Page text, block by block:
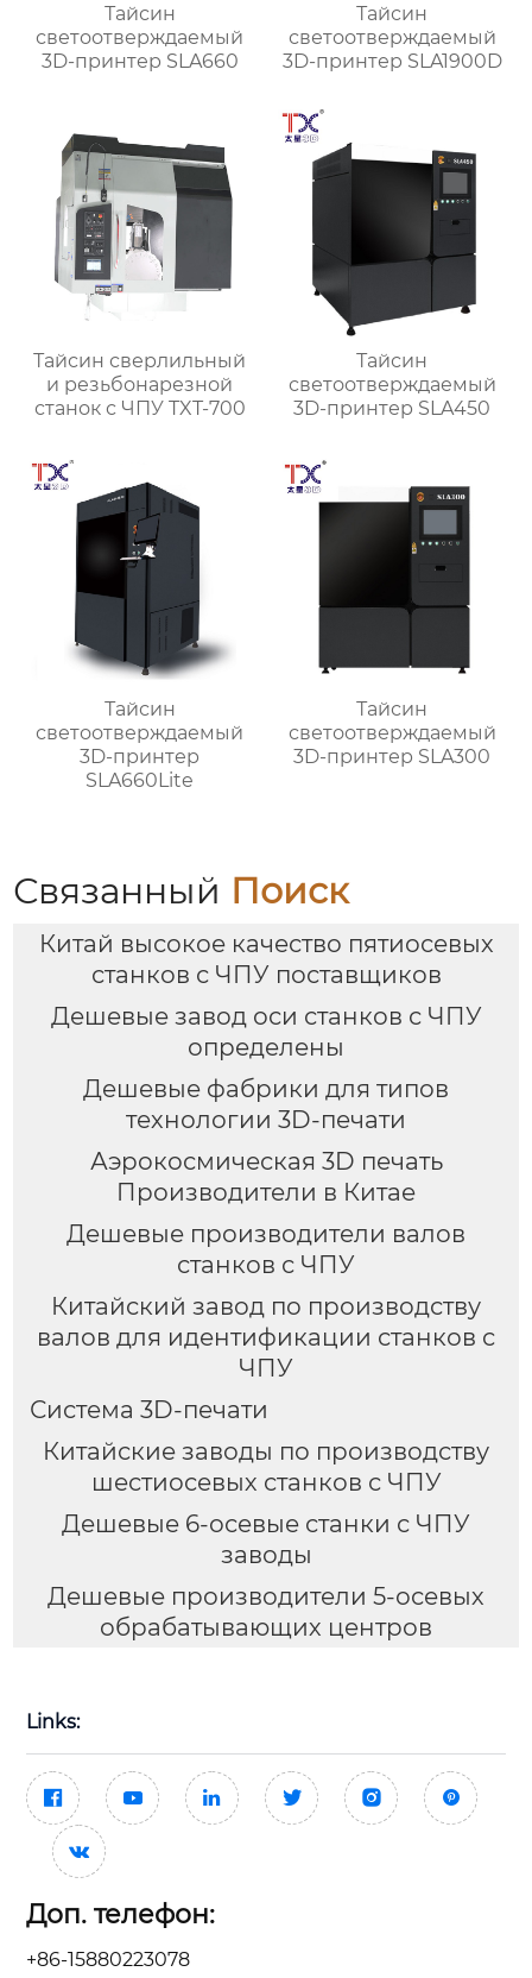
Тайсин
светоотверждаемый
3D-принтер SLA660
Тайсин
светоотверждаемый
3D-принтер SLA1900D
Тайсин сверлильный
и резьбонарезной
станок с ЧПУ TXT-700
Тайсин
светоотверждаемый
3D-принтер SLA450
Тайсин
светоотверждаемый
3D-принтер
SLA660Lite
Тайсин
светоотверждаемый
3D-принтер SLA300
Связанный Поиск
Китай высокое качество пятиосевых
станков с ЧПУ поставщиков
Дешевые завод оси станков с ЧПУ
определены
Дешевые фабрики для типов
технологии 3D-печати
Аэрокосмическая 3D печать
Производители в Китае
Дешевые производители валов
станков с ЧПУ
Китайский завод по производству
валов для идентификации станков с
ЧПУ
Система 3D-печати
Китайские заводы по производству
шестиосевых станков с ЧПУ
Дешевые 6-осевые станки с ЧПУ
заводы
Дешевые производители 5-осевых
обрабатывающих центров
Links:
     

Доп. телефон:
+86-15880223078